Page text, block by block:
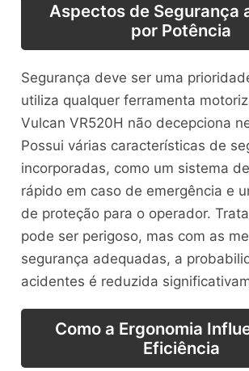
Aspectos de Segurança
por Potência
Segurança deve ser uma
utiliza qualquer ferramenta
Vulcan VR520H não decepciona
Possui várias características de
incorporadas, como um sistema
rápido em caso de emergência e
de proteção para o operador.
pode ser perigoso, mas com as
segurança adequadas, a
acidentes é reduzida
Como a Ergonomia
Eficiência